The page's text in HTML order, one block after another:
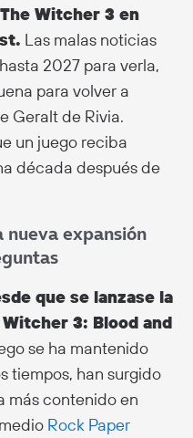
Witcher 3 en
Las malas noticias
2027 para verla,
para volver a
Geralt de Rivia.
un juego reciba
década después de
nueva expansión
que se lanzase la
3: Blood and
se ha mantenido
tiempos, han surgido
más contenido en
Rock Paper